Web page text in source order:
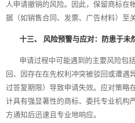
人申请撤销的风险。因此，保留商标在
据（如销售合同、发票、广告材料）至
十三、 风险预警与应对：防患于未
申请过程中可能遇到的主要风险包括
回、因存在在先权利冲突被驳回或遭遇
过答复期限）导致申请失效。应对策略
计具有强显著性的商标、委托专业机构
方通知后迅速且专业地响应。